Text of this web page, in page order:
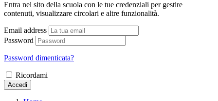
Entra nel sito della scuola con le tue credenziali per gestire
contenuti, visualizzare circolari e altre funzionalità.
Email address
Password
Password dimenticata?
Ricordami
Accedi